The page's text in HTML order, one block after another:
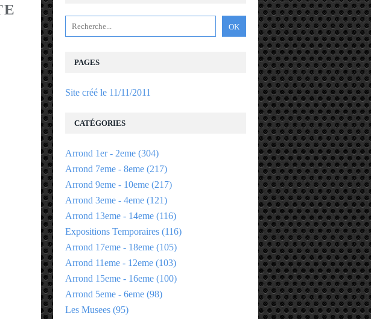
PAGES
Site créé le 11/11/2011
CATÉGORIES
Arrond 1er - 2eme (304)
Arrond 7eme - 8eme (217)
Arrond 9eme - 10eme (217)
Arrond 3eme - 4eme (121)
Arrond 13eme - 14eme (116)
Expositions Temporaires (116)
Arrond 17eme - 18eme (105)
Arrond 11eme - 12eme (103)
Arrond 15eme - 16eme (100)
Arrond 5eme - 6eme (98)
Les Musees (95)